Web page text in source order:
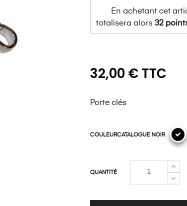
En achetant cet
totalisera alors 32
32,00 € TTC
Porte clés
COULEURCATALOGUE NOIR
QUANTITÉ